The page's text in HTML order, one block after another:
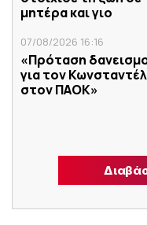
μητέρα και γιο
07/08/2026 16:16
«Πρόταση
για τον
στον ΠΑΟΚ»